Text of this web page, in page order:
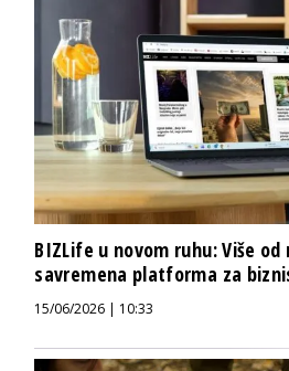
BIZLife u novom ruhu: Više od
savremena platforma za
15/06/2026 | 10:33